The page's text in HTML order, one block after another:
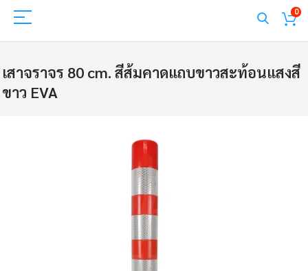
0
เสาจราจร 80 cm. สีส้มคาดแถบขาวสะท้อนแสงสี
ขาว EVA